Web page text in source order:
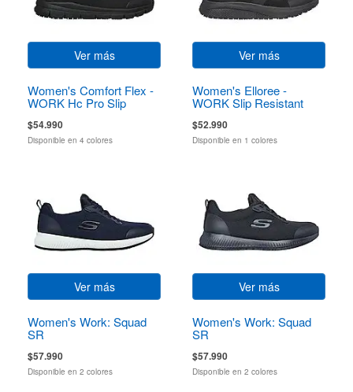
Ver más
Women's Comfort Flex -
WORK Hc Pro Slip
$54.990
Disponible en 4 colores
Ver más
Women's Elloree -
WORK Slip Resistant
$52.990
Disponible en 1 colores
Ver más
Women's Work: Squad
SR
$57.990
Disponible en 2 colores
Ver más
Women's Work: Squad
SR
$57.990
Disponible en 2 colores